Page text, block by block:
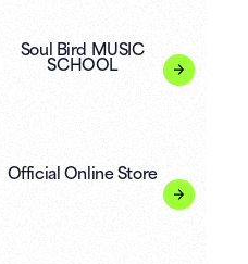
Soul Bird MUSIC
SCHOOL
Official Online Store